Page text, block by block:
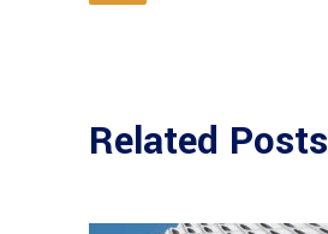
Related Posts